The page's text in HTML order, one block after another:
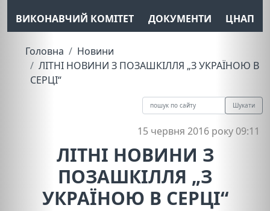
ВИКОНАВЧИЙ КОМІТЕТ
ДОКУМЕНТИ ЦНАП
Головна
Новини
ЛІТНІ НОВИНИ З ПОЗАШКІЛЛЯ „З УКРАЇНОЮ В
СЕРЦІ“
Шукати
15 червня 2016 року 09:11
ЛІТНІ НОВИНИ З
ПОЗАШКІЛЛЯ „З
УКРАЇНОЮ В СЕРЦІ“